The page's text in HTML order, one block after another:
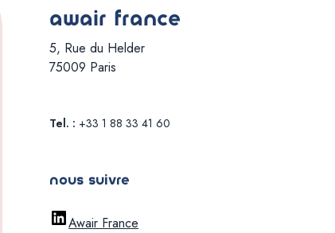
awair france
5, Rue du Helder
75009 Paris
Tel. : +33 1 88 33 41 60
nous suivre
Awair France